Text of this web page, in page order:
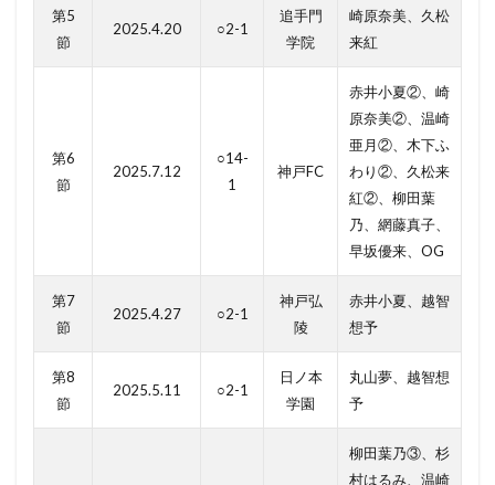
第5
節
2025.4.20 ○2-1
追手門
学院
崎原奈美、久松
来紅
第6
節
2025.7.12
○14-
1
神戸FC
赤井小夏②、崎
原奈美②、温崎
亜月②、木下ふ
わり②、久松来
紅②、柳田葉
乃、網藤真子、
早坂優来、OG
第7
節
2025.4.27 ○2-1
神戸弘
陵
赤井小夏、越智
想予
第8
節
2025.5.11 ○2-1
日ノ本
学園
丸山夢、越智想
予
柳田葉乃③、杉
村はるみ、温崎